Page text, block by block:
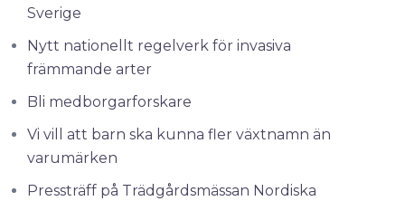
Sverige
Nytt nationellt regelverk för invasiva
främmande arter
Bli medborgarforskare
Vi vill att barn ska kunna fler växtnamn än
varumärken
Pressträff på Trädgårdsmässan Nordiska